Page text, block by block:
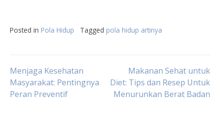
Posted in Pola Hidup Tagged pola hidup artinya
Post
navigation
Menjaga Kesehatan
Masyarakat: Pentingnya
Peran Preventif
Makanan Sehat untuk
Diet: Tips dan Resep Untuk
Menurunkan Berat Badan